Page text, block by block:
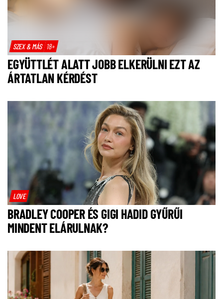
SZEX & MÁS 18+
EGYÜTTLÉT ALATT JOBB ELKERÜLNI EZT AZ
ÁRTATLAN KÉRDÉST
LOVE
BRADLEY COOPER ÉS GIGI HADID GYŰRŰI
MINDENT ELÁRULNAK?